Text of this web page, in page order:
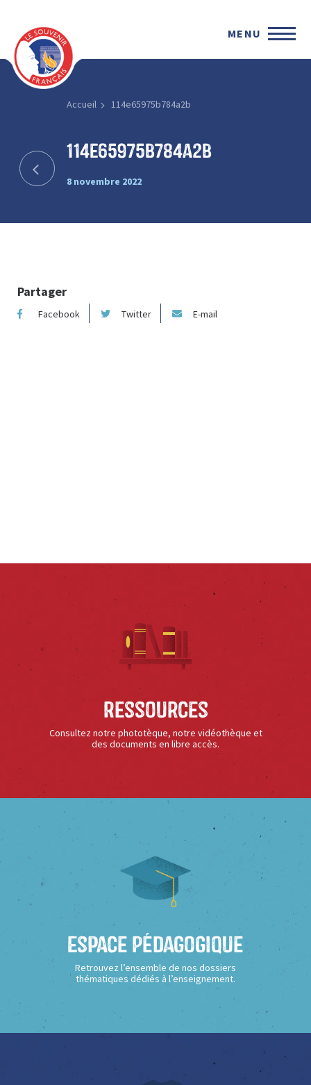
MENU
Accueil 114e65975b784a2b
114e65975b784a2b
8 novembre 2022
Partager
Facebook Twitter E-mail
Ressources
Consultez notre phototèque, notre vidéothèque et
des documents en libre accès.
Espace Pédagogique
Retrouvez l’ensemble de nos dossiers
thématiques dédiés à l’enseignement.